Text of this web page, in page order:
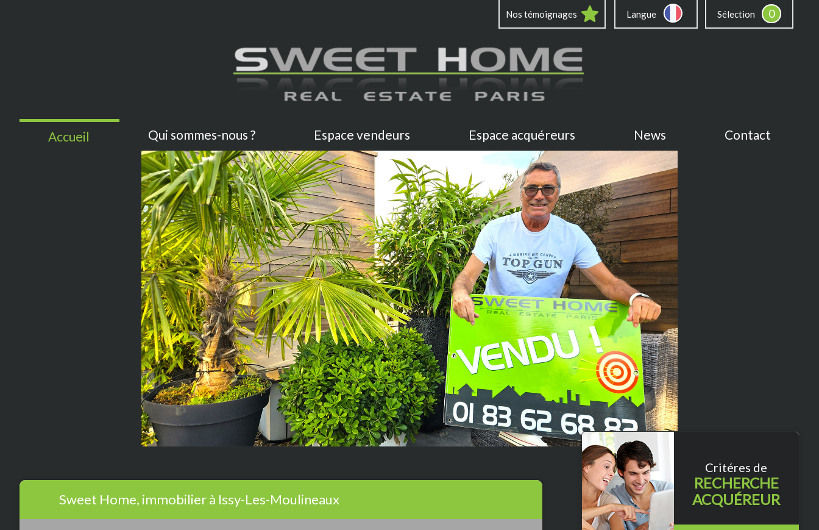
Sélection 0
Langue
Nos témoignages
Accueil Qui sommes-nous ? Espace vendeurs Espace acquéreurs News Contact
Sweet Home, immobilier à Issy-Les-Moulineaux
Critéres de
RECHERCHE
ACQUÉREUR